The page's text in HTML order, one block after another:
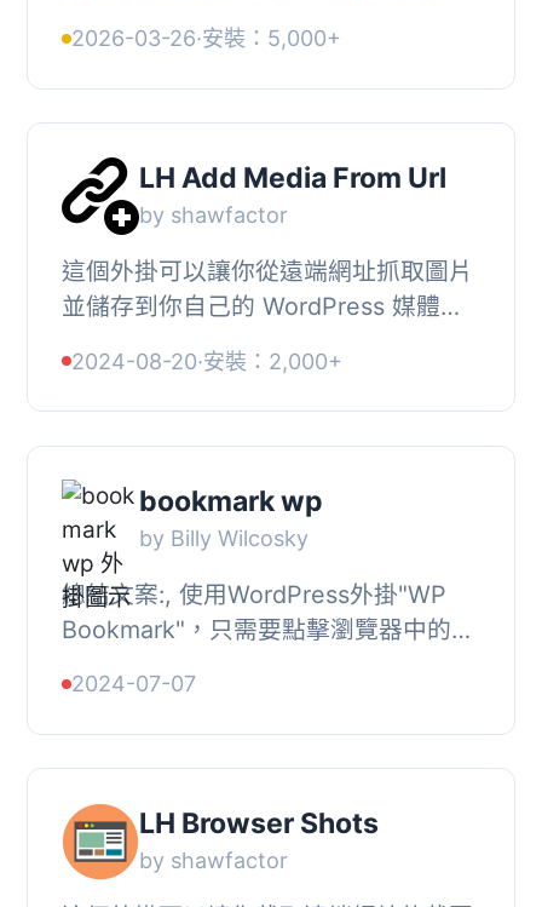
並將其用於文章中，提供快速的網頁內
容分享方式。...
2026-03-26·安裝：5,000+
LH Add Media From Url
by shawfactor
這個外掛可以讓你從遠端網址抓取圖片
並儲存到你自己的 WordPress 媒體庫
移除的困擾。同時也省去了下載圖片到
本機再重新上...
2024-08-20·安裝：2,000+
bookmark wp
by Billy Wilcosky
總結文案:, 使用WordPress外掛"WP
Bookmark"，只需要點擊瀏覽器中的特
它類似於舊版的"Press This"，...
2024-07-07
LH Browser Shots
by shawfactor